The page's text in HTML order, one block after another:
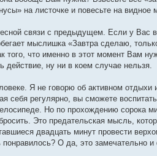
на листочке и повесьте на видное
связи с предыдущем. Если у Вас
мыслишка «Завтра сделаю,
что именно в этот момент Вам
ну ни в коем случае нельзя.
Я не говорю об активном отдыхи
регулярно, вы сможете воспитать
Но по прохождению сорока
Это предательская мысль,
двадцать минут провести
О да, это замечательно и